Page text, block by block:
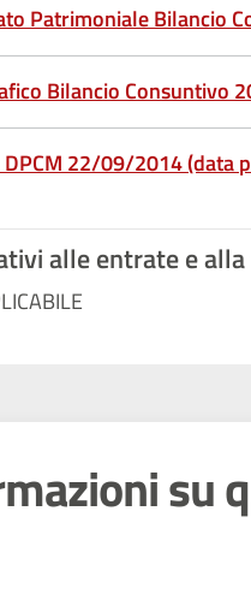
Patrimoniale Bilancio
Bilancio Consuntivo
DPCM 22/09/2014
alle entrate e
su